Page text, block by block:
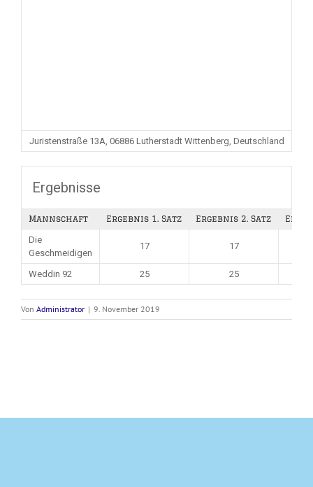
Juristenstraße 13A, 06886 Lutherstadt Wittenberg, Deutschland
Ergebnisse
Mannschaft Ergebnis 1. Satz Ergebnis 2. Satz
Die
Geschmeidigen
17 17
Weddin 92 25 25
Von Administrator | 9. November 2019